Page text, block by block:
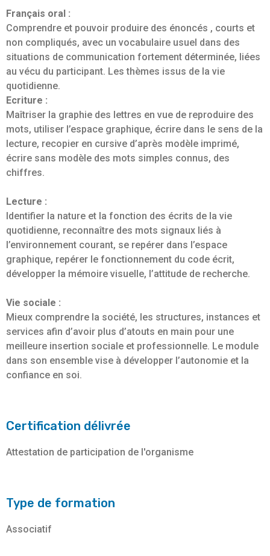
Français oral :
Comprendre et pouvoir produire des énoncés , courts et
non compliqués, avec un vocabulaire usuel dans des
situations de communication fortement déterminée, liées
au vécu du participant. Les thèmes issus de la vie
quotidienne.
Ecriture :
Maîtriser la graphie des lettres en vue de reproduire des
mots, utiliser l’espace graphique, écrire dans le sens de la
lecture, recopier en cursive d’après modèle imprimé,
écrire sans modèle des mots simples connus, des
chiffres.
Lecture :
Identifier la nature et la fonction des écrits de la vie
quotidienne, reconnaître des mots signaux liés à
l’environnement courant, se repérer dans l’espace
graphique, repérer le fonctionnement du code écrit,
développer la mémoire visuelle, l’attitude de recherche.
Vie sociale :
Mieux comprendre la société, les structures, instances et
services afin d’avoir plus d’atouts en main pour une
meilleure insertion sociale et professionnelle. Le module
dans son ensemble vise à développer l’autonomie et la
confiance en soi.
Certification délivrée
Attestation de participation de l'organisme
Type de formation
Associatif